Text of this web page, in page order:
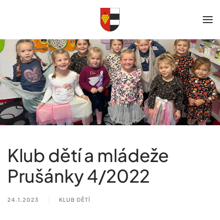
Klub dětí a mládeže
Prušánky 4/2022
24.1.2023 KLUB DĚTÍ